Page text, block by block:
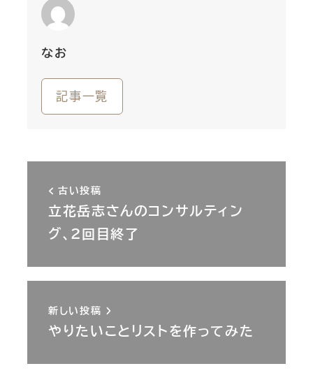
なお
記事一覧
古い投稿
立花岳志さんのコンサルティン
グ、２回目終了
新しい投稿
やりたいことリストを作ってみた